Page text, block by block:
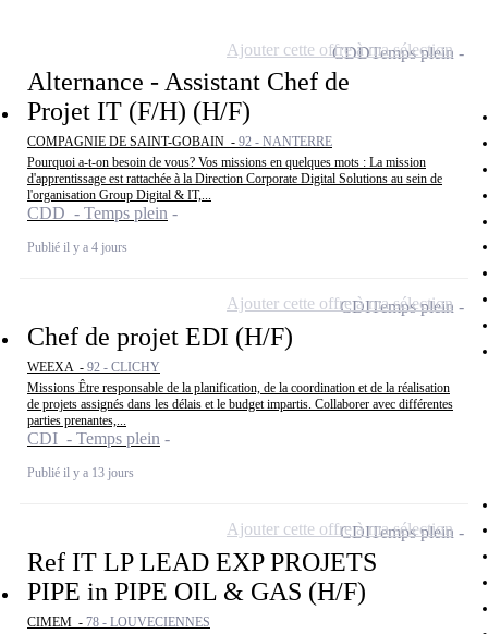
Alternance - Assistant Chef de
Projet IT (F/H) (H/F)
COMPAGNIE DE SAINT-GOBAIN - 92 - NANTERRE
Pourquoi a-t-on besoin de vous? Vos missions en quelques mots : La mission
d'apprentissage est rattachée à la Direction Corporate Digital Solutions au sein de
l'organisation Group Digital & IT,...
CDD - Temps plein
Publié il y a 4 jours
CDDTemps plein
Ajouter cette offre à ma sélection
Chef de projet EDI (H/F)
WEEXA - 92 - CLICHY
Missions Être responsable de la planification, de la coordination et de la réalisation
de projets assignés dans les délais et le budget impartis. Collaborer avec différentes
parties prenantes,...
CDI - Temps plein
Publié il y a 13 jours
CDITemps plein
Ajouter cette offre à ma sélection
Ref IT LP LEAD EXP PROJETS
PIPE in PIPE OIL & GAS (H/F)
CIMEM - 78 - LOUVECIENNES
CDITemps plein
Ajouter cette offre à ma sélection